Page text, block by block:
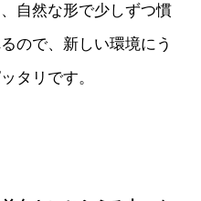
自然な形で少しずつ慣
ので、新しい環境にう
タリです。